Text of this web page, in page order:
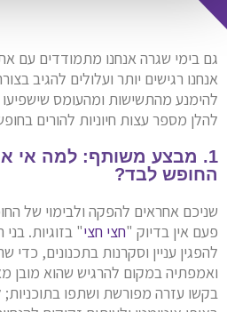
גם בימי שגרה אנחנו מתמודדים עם
אנחנו רגישים יותר ועלולים להגיב
להימנע מהתשישות ומהעומס
להלן מספר עצות חיוניות להורים
1. מבצע משותף: למה אי
החופש לבד?
שניכם אחראים להפקה ולבימוי של
פעם אין בדיוק "חצי חצי" בזוגיות.
להפגין עניין וסקרנות בתכנונים, כדי
ואמפתיה במקום להרגיש שהוא מובן
בקשו עזרה מפורשת ושתפו